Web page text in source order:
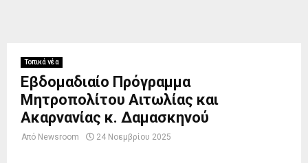
Τοπικά νέα
Εβδομαδιαίο Πρόγραμμα
Μητροπολίτου Αιτωλίας και
Ακαρνανίας κ. Δαμασκηνού
Από Newsroom 24 Νοεμβρίου 2025